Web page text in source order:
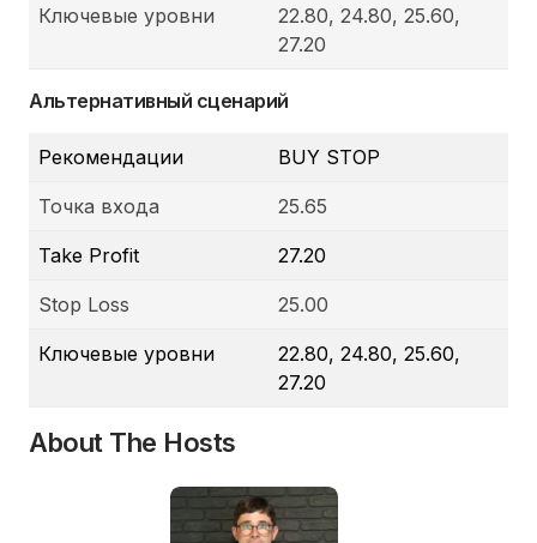
Ключевые уровни
22.80, 24.80, 25.60,
27.20
Альтернативный сценарий
Рекомендации BUY STOP
Точка входа 25.65
Take Profit 27.20
Stop Loss 25.00
Ключевые уровни
22.80, 24.80, 25.60,
27.20
About The Hosts